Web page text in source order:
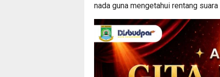
nada guna mengetahui rentang